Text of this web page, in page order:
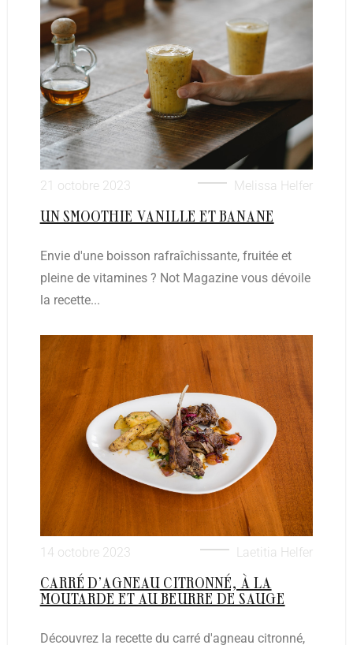
21 octobre 2023 Melissa Helfer
UN SMOOTHIE VANILLE ET BANANE
Envie d'une boisson rafraîchissante, fruitée et
pleine de vitamines ? Not Magazine vous dévoile
la recette...
14 octobre 2023 Laetitia Helfer
CARRÉ D’AGNEAU CITRONNÉ, À LA
MOUTARDE ET AU BEURRE DE SAUGE
Découvrez la recette du carré d'agneau citronné,